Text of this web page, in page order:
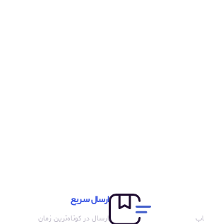
ارسال سریع
ارسال در کوتاه‌ترین زمان